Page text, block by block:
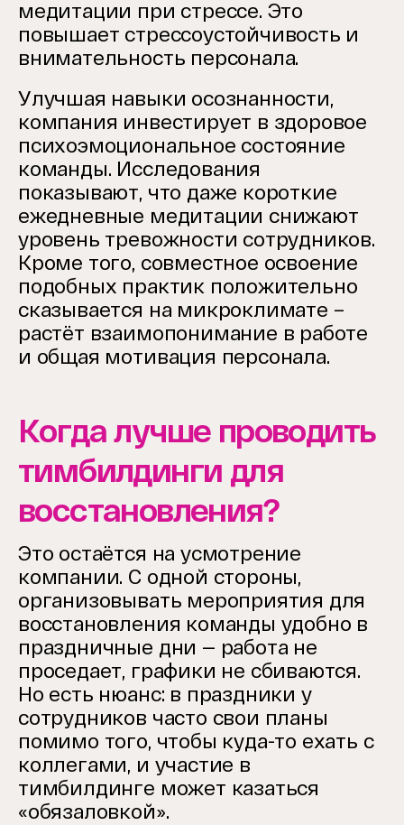
медитации при стрессе. Это
повышает стрессоустойчивость и
внимательность персонала.
Улучшая навыки осознанности,
компания инвестирует в здоровое
психоэмоциональное состояние
команды. Исследования
показывают, что даже короткие
ежедневные медитации снижают
уровень тревожности сотрудников.
Кроме того, совместное освоение
подобных практик положительно
сказывается на микроклимате –
растёт взаимопонимание в работе
и общая мотивация персонала.
Когда лучше проводить
тимбилдинги для
восстановления?
Это остаётся на усмотрение
компании. С одной стороны,
организовывать мероприятия для
восстановления команды удобно в
праздничные дни — работа не
проседает, графики не сбиваются.
Но есть нюанс: в праздники у
сотрудников часто свои планы
помимо того, чтобы куда-то ехать с
коллегами, и участие в
тимбилдинге может казаться
«обязаловкой».